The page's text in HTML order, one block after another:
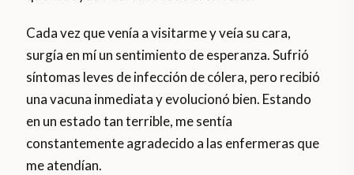
Cada vez que venía a visitarme y veía su cara,
surgía en mí un sentimiento de esperanza. Sufrió
síntomas leves de infección de cólera, pero recibió
una vacuna inmediata y evolucionó bien. Estando
en un estado tan terrible, me sentía
constantemente agradecido a las enfermeras que
me atendían.